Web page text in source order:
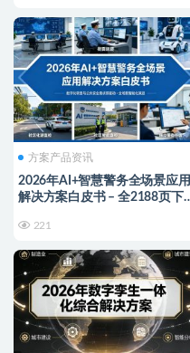
方案产品资讯
2026年AI+智慧警务全场景应用
解决方案白皮书 – 全2188页下
221